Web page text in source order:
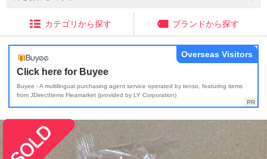
カテゴリから探す ブランドから探す
Click here for Buyee
Buyee - A multilingual purchasing agent service operated by tenso, featuring items
from JDirectItems Fleamarket (provided by LY Corporation)
Overseas Visitors